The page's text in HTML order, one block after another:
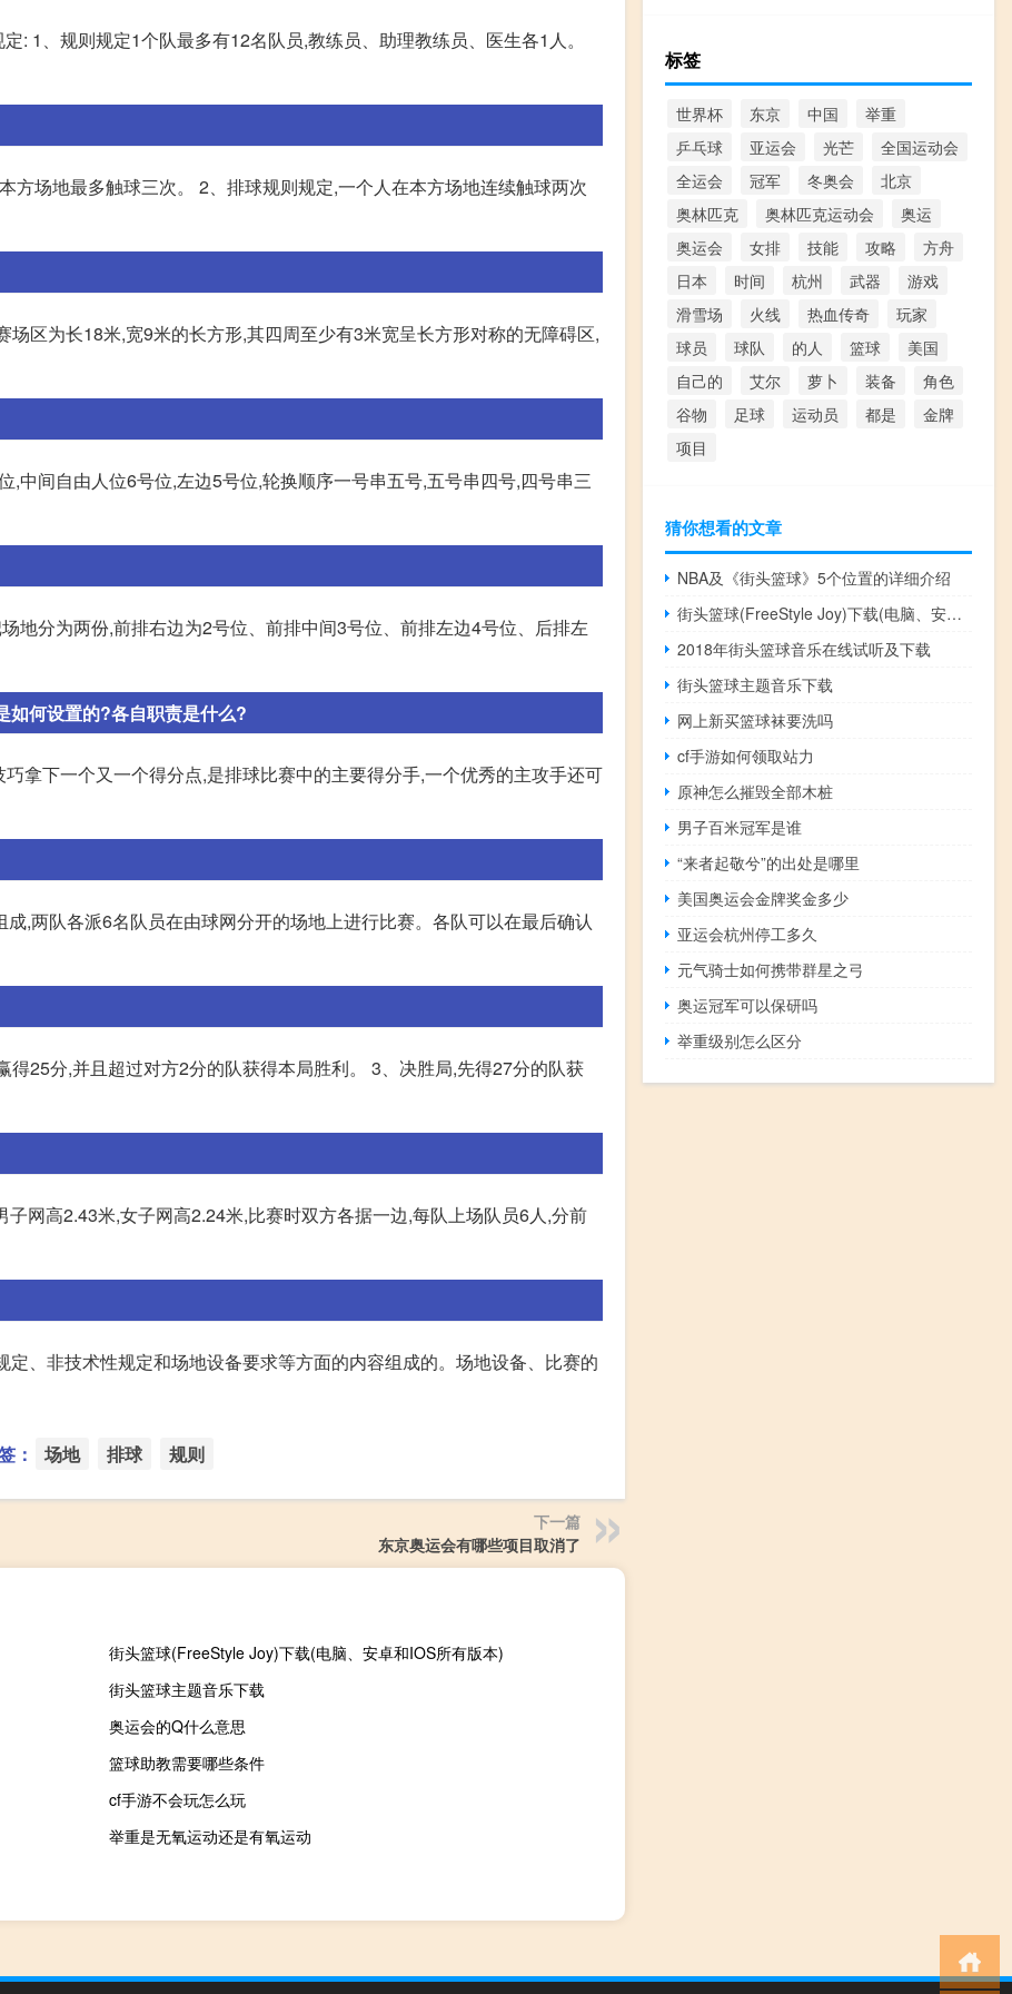
: 1、规则规定1个队最多有12名队员,教练员、助理教练员、医生各1人。
方场地最多触球三次。 2、排球规则规定,一个人在本方场地连续触球两次
区为长18米,宽9米的长方形,其四周至少有3米宽呈长方形对称的无障碍区,
中间自由人位6号位,左边5号位,轮换顺序一号串五号,五号串四号,四号串三
地分为两份,前排右边为2号位、前排中间3号位、前排左边4号位、后排左
如何设置的?各自职责是什么?
拿下一个又一个得分点,是排球比赛中的主要得分手,一个优秀的主攻手还可
,两队各派6名队员在由球网分开的场地上进行比赛。各队可以在最后确认
25分,并且超过对方2分的队获得本局胜利。 3、决胜局,先得27分的队获
网高2.43米,女子网高2.24米,比赛时双方各据一边,每队上场队员6人,分前
、非技术性规定和场地设备要求等方面的内容组成的。场地设备、比赛的
： 场地 排球 规则
下一篇
东京奥运会有哪些项目取消了
街头篮球(FreeStyle Joy)下载(电脑、安卓和IOS所有版本)
街头篮球主题音乐下载
奥运会的Q什么意思
篮球助教需要哪些条件
cf手游不会玩怎么玩
举重是无氧运动还是有氧运动
标签
世界杯 东京 中国
举重
乒乓球
亚运会 光芒
全国运动会
全运会
冠军 冬奥会
北京
奥林匹克
奥林匹克运动会
奥运
奥运会
女排 技能 攻略
方舟
日本
时间 杭州 武器
游戏
滑雪场
火线 热血传奇
玩家
球员
球队 的人 篮球
美国
自己的
艾尔 萝卜 装备
角色
谷物
足球 运动员 都是
金牌
项目
猜你想看的文章
NBA及《街头篮球》5个位置的详细介绍
街头篮球(FreeStyle Joy)下载(电脑、安卓和IOS所有版本)
2018年街头篮球音乐在线试听及下载
街头篮球主题音乐下载
网上新买篮球袜要洗吗
cf手游如何领取站力
原神怎么摧毁全部木桩
男子百米冠军是谁
“来者起敬兮”的出处是哪里
美国奥运会金牌奖金多少
亚运会杭州停工多久
元气骑士如何携带群星之弓
奥运冠军可以保研吗
举重级别怎么区分